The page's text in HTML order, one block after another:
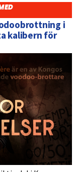
i
kalibern för